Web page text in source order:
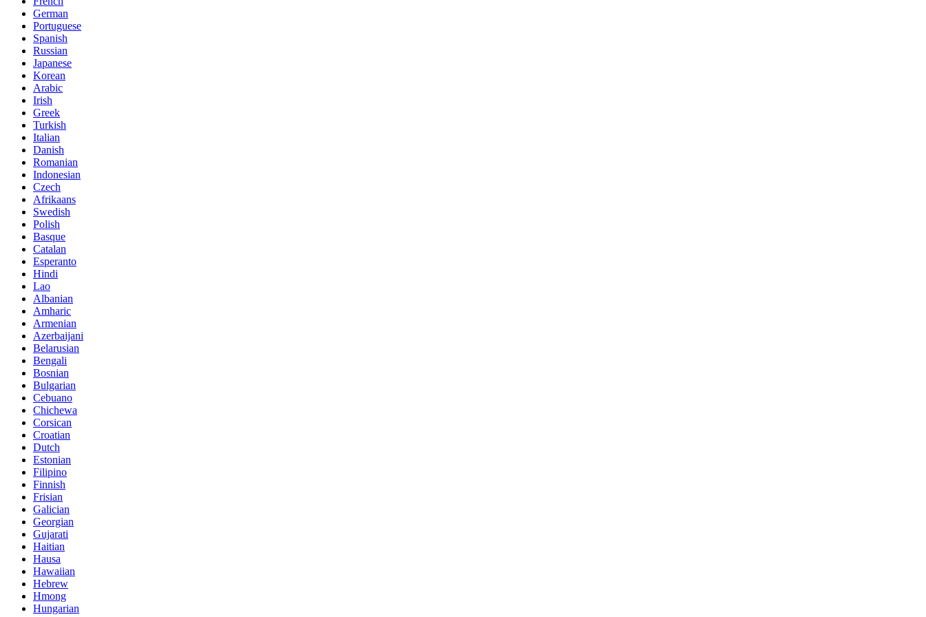
German
Portuguese
Spanish
Russian
Japanese
Korean
Arabic
Irish
Greek
Turkish
Italian
Danish
Romanian
Indonesian
Czech
Afrikaans
Swedish
Polish
Basque
Catalan
Esperanto
Hindi
Lao
Albanian
Amharic
Armenian
Azerbaijani
Belarusian
Bengali
Bosnian
Bulgarian
Cebuano
Chichewa
Corsican
Croatian
Dutch
Estonian
Filipino
Finnish
Frisian
Galician
Georgian
Gujarati
Haitian
Hausa
Hawaiian
Hebrew
Hmong
Hungarian